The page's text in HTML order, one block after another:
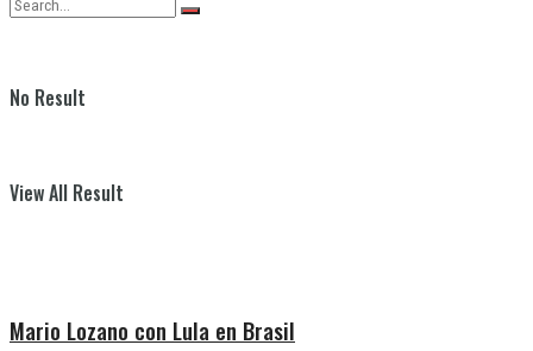
No Result
View All Result
Mario Lozano con Lula en Brasil